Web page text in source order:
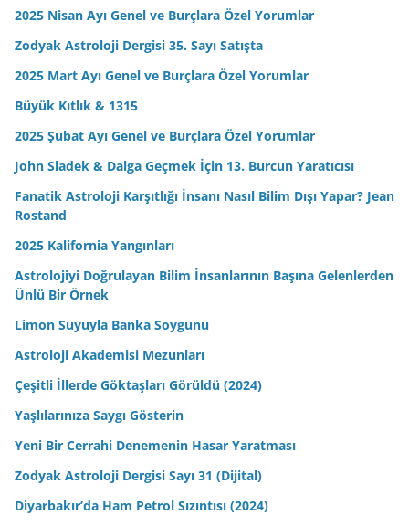
2025 Nisan Ayı Genel ve Burçlara Özel Yorumlar
Zodyak Astroloji Dergisi 35. Sayı Satışta
2025 Mart Ayı Genel ve Burçlara Özel Yorumlar
Büyük Kıtlık & 1315
2025 Şubat Ayı Genel ve Burçlara Özel Yorumlar
John Sladek & Dalga Geçmek İçin 13. Burcun Yaratıcısı
Fanatik Astroloji Karşıtlığı İnsanı Nasıl Bilim Dışı Yapar? Jean
Rostand
2025 Kalifornia Yangınları
Astrolojiyi Doğrulayan Bilim İnsanlarının Başına Gelenlerden
Ünlü Bir Örnek
Limon Suyuyla Banka Soygunu
Astroloji Akademisi Mezunları
Çeşitli İllerde Göktaşları Görüldü (2024)
Yaşlılarınıza Saygı Gösterin
Yeni Bir Cerrahi Denemenin Hasar Yaratması
Zodyak Astroloji Dergisi Sayı 31 (Dijital)
Diyarbakır’da Ham Petrol Sızıntısı (2024)